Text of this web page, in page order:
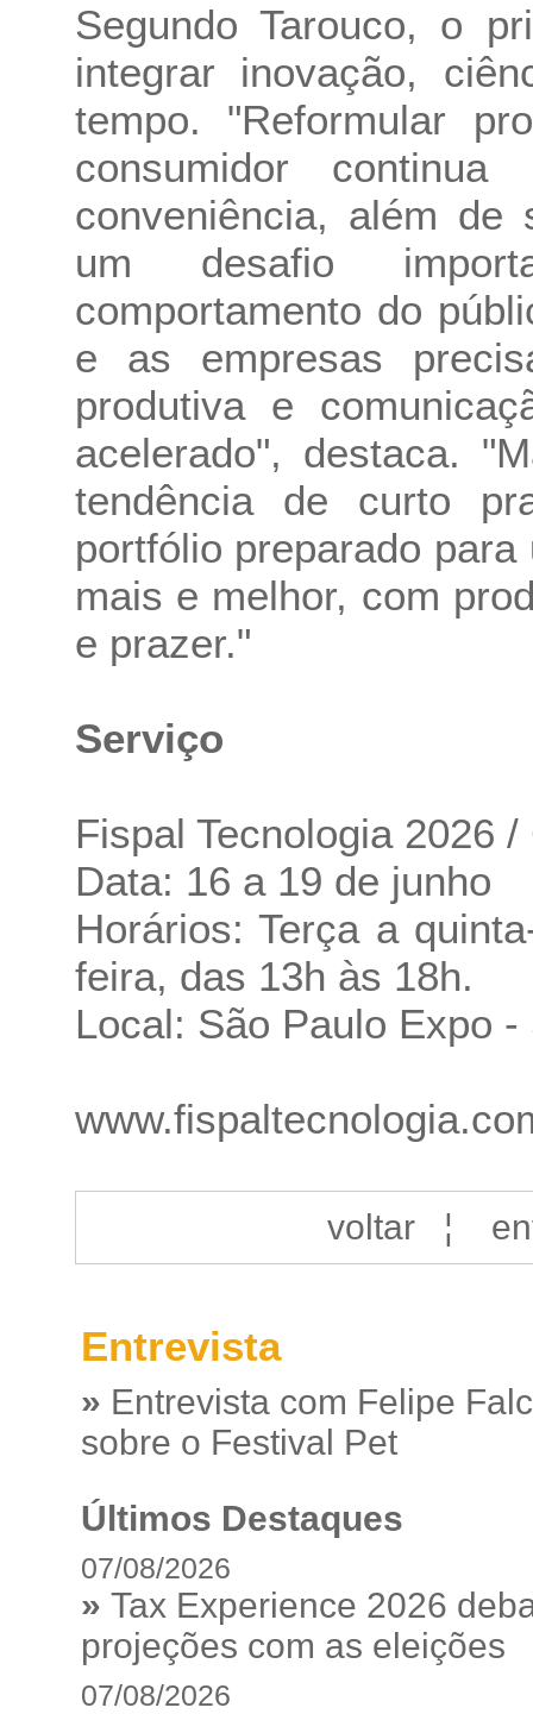
Segundo Tarouco, o
integrar inovação,
tempo. "Reformular
consumidor
conveniência, além de
um desafio
comportamento do
e as empresas
produtiva e
acelerado", destaca.
tendência de curto
portfólio preparado
mais e melhor, com
e prazer."
Serviço
Fispal Tecnologia 2026
Data: 16 a 19 de junho
Horários: Terça a
feira, das 13h às 18h.
Local: São Paulo Expo
voltar¦
Entrevista
» Entrevista com Felipe
sobre o Festival Pet
Últimos Destaques
07/08/2026
» Tax Experience 2026
projeções com as eleições
07/08/2026